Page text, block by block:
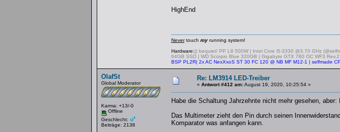
HighEnd
Nevertouch myrunning system!
Hardware:|| bequiet! PP L8 500W | Intel Core i5-3330 @3.70 GHz
64GB SSD | WD Scorpio Blue 320GB | Gigabyte GTX 780 OC WF3
BSP PL2R| 2x AC NexXxoS ST 30 FC 120 @ NB MF M12-1 | selfmade
OlafSt
Global Moderator
Karma: +13/-0
Offline
Geschlecht:
Beiträge: 2138
Re: LM3914 LED-Treiber
« Antwort #412 am:August 19, 2020, 10:25:54 »
Habe die Schaltung Jahrzehnte nicht mehr gesehen,
Das Multimeter zieht den Pin durch seinen
Komparator was anfangen kann.